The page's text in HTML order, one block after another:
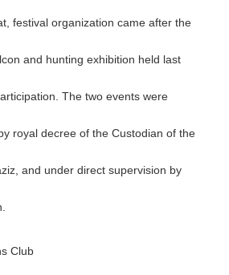
festival organization came after the
and hunting exhibition held last
The two events were
royal decree of the Custodian of the
and under direct supervision by
Club